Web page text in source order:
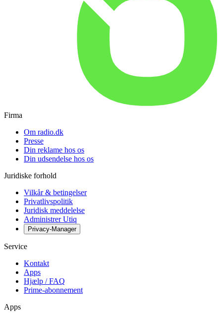
Firma
Om radio.dk
Presse
Din reklame hos os
Din udsendelse hos os
Juridiske forhold
Vilkår & betingelser
Privatlivspolitik
Juridisk meddelelse
Administrer Utiq
Privacy-Manager
Service
Kontakt
Apps
Hjælp / FAQ
Prime-abonnement
Apps